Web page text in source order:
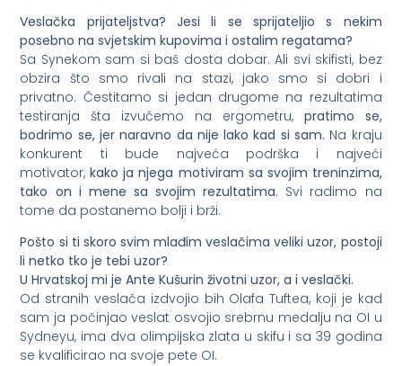
Veslačka prijateljstva? Jesi li se sprijateljio s nekim
posebno na svjetskim kupovima i ostalim regatama?
Sa Synekom sam si baš dosta dobar. Ali svi skifisti, bez
obzira što smo rivali na stazi, jako smo si dobri i
privatno. Čestitamo si jedan drugome na rezultatima
testiranja šta izvučemo na ergometru,pratimo se,
bodrimo se, jer naravno da nije lako kad si sam. Na kraju
konkurent ti bude najveća podrška i najveći
motivator,kako ja njega motiviram sa svojim treninzima,
tako on i mene sa svojim rezultatima. Svi radimo na
tome da postanemo bolji i brži.
Pošto si ti skoro svim mlađim veslačima veliki uzor, postoji
li netko tko je tebi uzor?
U Hrvatskoj mi je Ante Kušurin životni uzor, a i veslački.
Od stranih veslača izdvojio bih Olafa Tuftea, koji je kad
sam ja počinjao veslat osvojio srebrnu medalju na OI u
Sydneyu, ima dva olimpijska zlata u skifu i sa 39 godina
se kvalificirao na svoje pete OI.